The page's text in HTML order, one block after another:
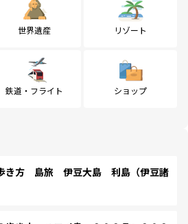
世界遺産 リゾート
鉄道・フライト ショップ
き方 島旅 伊豆大島 利島（伊豆諸